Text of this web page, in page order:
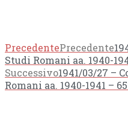
PrecedentePrecedente
Studi Romani aa. 1940-
Successivo1941/03/27 –
Romani aa. 1940-1941 –